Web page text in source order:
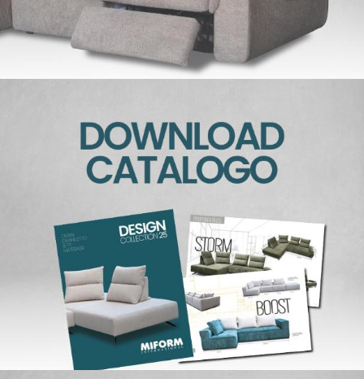
B&B Catone
Area ris.
facebookinstagram